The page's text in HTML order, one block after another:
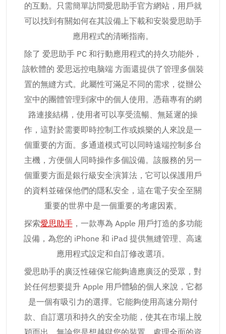
的互動。只需簡單訪問愛思助手官方網站，用戶就
可以找到有關如何在其設備上下載和安裝愛思助手
應用程式的清晰指南。
除了 爱思助手 PC 和行動應用程式的持久功能外，
該軟體的 爱思远控电脑端 方面還提供了管理多個裝
置的無縫方式。此屬性可滿足不同的需求，從辦公
室中的團體管理到家中的個人使用。憑藉專有的網
路連接結構，使用者可以享受流暢、無延遲的操
作，這對於需要即時控制工作或娛樂的人來說是一
個重要的方面。多通道模式可以同時遠端控制多台
主機，方便個人同時操作多個設備。該服務的另一
個重要方面是銀行級安全演算法，它可以保護用戶
的資料並確保他們的隱私安全，這在電子安全至關
重要的世界中是一個重要的考慮因素。
探索愛思助手，一款專為 Apple 用戶打造的多功能
設備，為您的 iPhone 和 iPad 提供無縫管理、高速
應用程式設定和自訂修改選項。
愛思助手的廣泛性確保它能夠適應廣泛的受眾，對
於任何想要提升 Apple 用戶體驗的個人來說，它都
是一個有吸引力的選擇。它能夠使用高速分期付
款、自訂選項和持久的安全功能，使其在市場上脫
穎而出。無論您是想越獄您的裝置、處理全面的資